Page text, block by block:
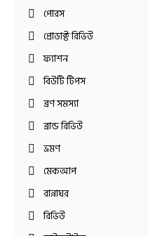
পোরস
প্রোডাক্ট রিভিউ
ফ্যাশন
বিউটি টিপস
ব্রণ সমস্যা
ব্রান্ড রিভিউ
ভ্রমণ
মেকআপ
রান্নাঘর
রিভিউ